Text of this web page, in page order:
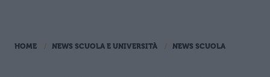
HOME NEWS SCUOLA E UNIVERSITÀ NEWS SCUOLA